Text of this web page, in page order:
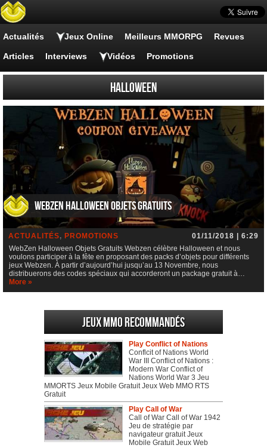
Actualités Jeux Online Meilleurs MMORPG Revues
Articles Interviews Vidéos Promotions
Halloween
WebZen Halloween Objets Gratuits
ACTUALITÉS, PROMOTIONS
01/11/2018 | 6:29
WebZen Halloween Objets Gratuits Webzen célèbre Halloween et nous
voulons participer à la fête en proposant des packs d’objets pour différents
jeux Webzen. À partir d’aujourd’hui jusqu’au 13 Novembre, nous
distribuerons des codes spéciaux qui accorderont un package gratuit à…
More »
Jeux MMO recommandés
Play Conflict of Nations
Conflcit of Nations World
War III Conflict of Nations :
Modern War Conflict of
Nations World War 3 Jeu
MMORTS Jeux Mobile Gratuit Jeux Web MMO RTS
Gratuit
Play Call of War
Call of War Call of War 1942
Jeu de stratégie par
navigateur gratuit Jeux
Mobile Gratuit Jeux Web